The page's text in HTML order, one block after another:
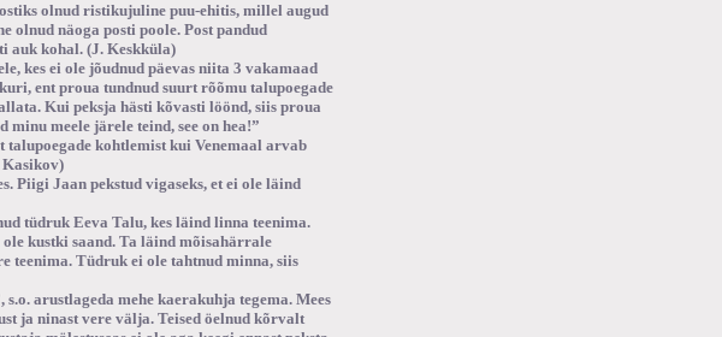
olnud ristikujuline puu-ehitis, millel augud
olnud näoga posti poole. Post pandud
auk kohal. (J. Keskküla)
kes ei ole jõudnud päevas niita 3 vakamaad
ent proua tundnud suurt rõõmu talupoegade
Kui peksja hästi kõvasti löönd, siis proua
minu meele järele teind, see on hea!”
talupoegade kohtlemist kui Venemaal arvab
Kasikov)
Piigi Jaan pekstud vigaseks, et ei ole läind
tüdruk Eeva Talu, kes läind linna teenima.
kustki saand. Ta läind mõisahärrale
teenima. Tüdruk ei ole tahtnud minna, siis
arustlageda mehe kaerakuhja tegema. Mees
ja ninast vere välja. Teised öelnud kõrvalt